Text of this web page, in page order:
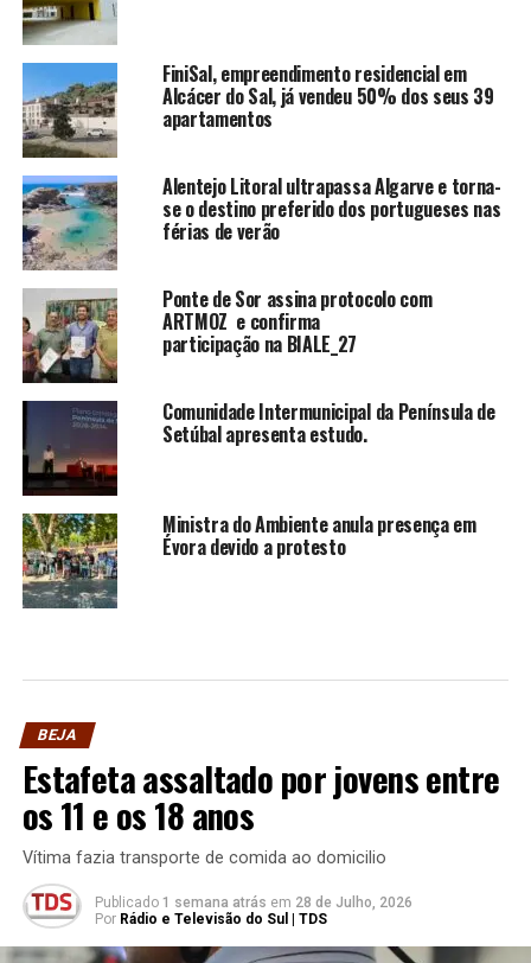
FiniSal, empreendimento residencial em
Alcácer do Sal, já vendeu 50% dos seus 39
apartamentos
Alentejo Litoral ultrapassa Algarve e torna-
se o destino preferido dos portugueses nas
férias de verão
Ponte de Sor assina protocolo com
ARTMOZ e confirma
participação na BIALE_27
Comunidade Intermunicipal da Península de
Setúbal apresenta estudo.
Ministra do Ambiente anula presença em
Évora devido a protesto
BEJA
Estafeta assaltado por jovens entre
os 11 e os 18 anos
Vítima fazia transporte de comida ao domicilio
Publicado 1 semana atrás em 28 de Julho, 2026
Por Rádio e Televisão do Sul | TDS